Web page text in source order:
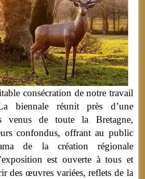
consécration de notre travail
biennale réunit près d’une
venus de toute la Bretagne,
confondus, offrant au public
de la création régionale
est ouverte à tous et
des œuvres variées, reflets de la